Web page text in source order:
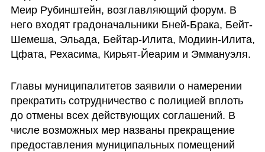
Меир Рубинштейн, возглавляющий форум. В
него входят градоначальники Бней-Брака, Бейт-
Шемеша, Эльада, Бейтар-Илита, Модиин-Илита,
Цфата, Рехасима, Кирьят-Йеарим и Эммануэля.
Главы муниципалитетов заявили о намерении
прекратить сотрудничество с полицией вплоть
до отмены всех действующих соглашений. В
числе возможных мер названы прекращение
предоставления муниципальных помещений